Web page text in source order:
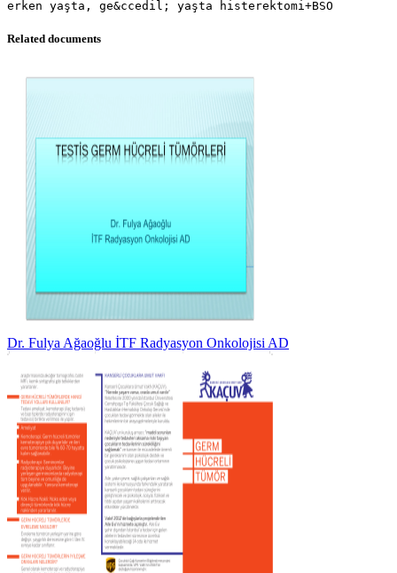
Related documents
Dr. Fulya Ağaoğlu İTF Radyasyon Onkolojisi AD